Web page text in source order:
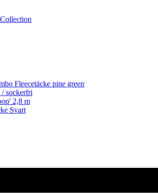
Fleecetäcke pine green
/ sockerfri
2,8 m
Svart